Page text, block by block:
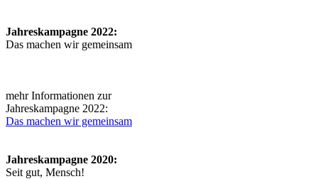
Jahreskampagne 2022:
Das machen wir gemeinsam
mehr Informationen zur
Jahreskampagne 2022:
Das machen wir gemeinsam
Jahreskampagne 2020:
Seit gut, Mensch!